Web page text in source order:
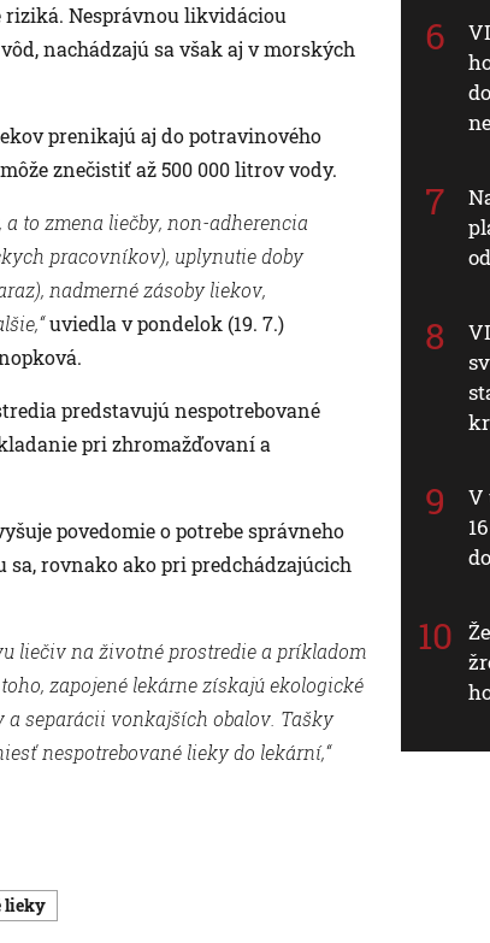
Nesprávnou likvidáciou
nachádzajú sa však aj v morských
prenikajú aj do potravinového
znečistiť až 500 000 litrov vody.
to zmena liečby, non-adherencia
pracovníkov), uplynutie doby
nadmerné zásoby liekov,
uviedla v pondelok (19. 7.)
predstavujú nespotrebované
pri zhromažďovaní a
povedomie o potrebe správneho
rovnako ako pri predchádzajúcich
liečiv na životné prostredie a príkladom
zapojené lekárne získajú ekologické
separácii vonkajších obalov. Tašky
nespotrebované lieky do lekární,“
lieky
V